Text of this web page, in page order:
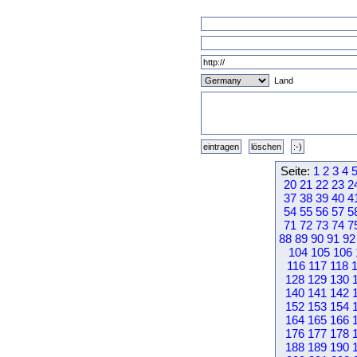
Land
Seite: 1 2 3 4 5
20 21 22 23
37 38 39 40
54 55 56 57
71 72 73 74
88 89 90 91 92
104 105 106
116 117 118
128 129 130
140 141 142
152 153 154
164 165 166
176 177 178
188 189 190